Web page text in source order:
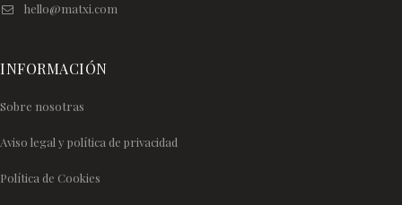
hello@matxi.com
INFORMACIÓN
Sobre nosotras
Aviso legal y política de privacidad
Política de Cookies